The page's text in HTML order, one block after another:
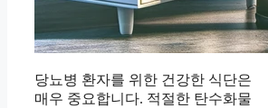
당뇨병 환자를 위한 건강한 식단은
매우 중요합니다. 적절한 탄수화물